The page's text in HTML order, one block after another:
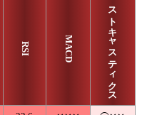
RSI MACD ストキャスティクス